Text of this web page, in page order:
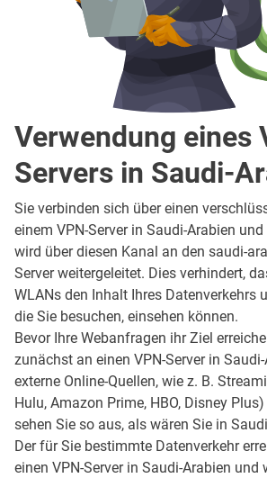
Verwendung eines
Servers in Saudi-
Sie verbinden sich über einen
einem VPN-Server in Saudi-Arabien
wird über diesen Kanal an den saudi-
Server weitergeleitet. Dies verhindert,
WLANs den Inhalt Ihres Datenverkehrs
die Sie besuchen, einsehen können.
Bevor Ihre Webanfragen ihr Ziel
zunächst an einen VPN-Server in
externe Online-Quellen, wie z. B.
Hulu, Amazon Prime, HBO, Disney
sehen Sie so aus, als wären Sie in
Der für Sie bestimmte Datenverkehr
einen VPN-Server in Saudi-Arabien und